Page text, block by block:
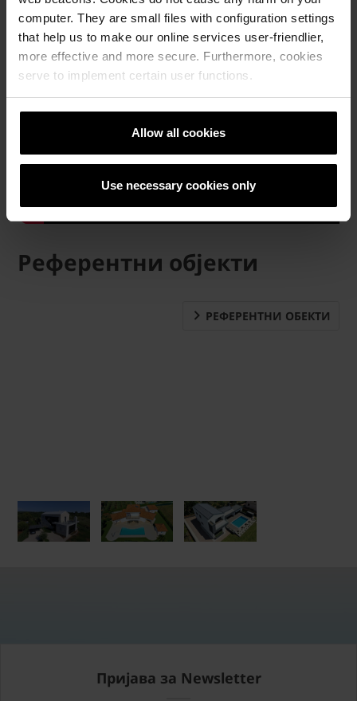
computer. They are small files with configuration settings
that help us to make our online services user-friendlier,
more effective and more secure. Furthermore, cookies
serve to implement certain user functions.
Allow all cookies
Use necessary cookies only
Референтни објекти
РЕФЕРЕНТНИ ОБЕКТИ
Пријава за Newsletter